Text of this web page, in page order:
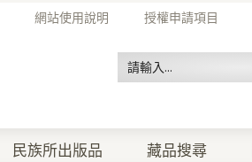
網站使用說明 授權申請項目
民族所出版品 藏品搜尋